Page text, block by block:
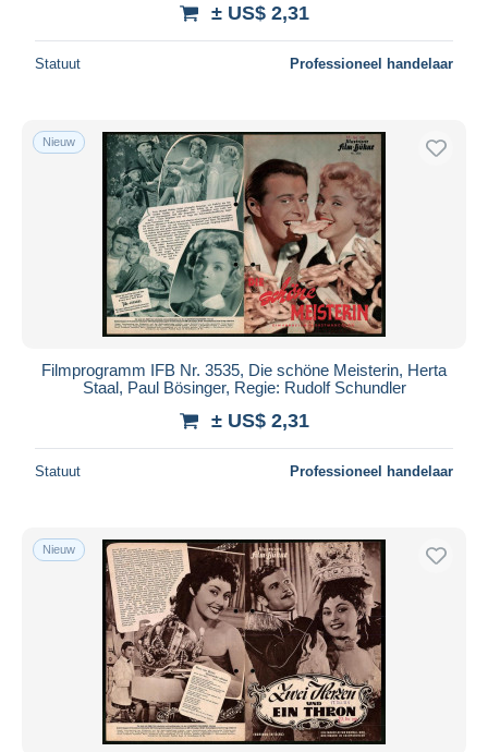
± US$ 2,31
Statuut Professioneel handelaar
Nieuw
Filmprogramm IFB Nr. 3535, Die schöne Meisterin, Herta
Staal, Paul Bösinger, Regie: Rudolf Schundler
± US$ 2,31
Statuut Professioneel handelaar
Nieuw